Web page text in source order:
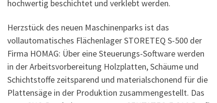
hochwertig beschichtet und verklebt werden.
Herzstück des neuen Maschinenparks ist das
vollautomatisches Flächenlager STORETEQ S-500 der
Firma HOMAG: Über eine Steuerungs-Software werden
in der Arbeitsvorbereitung Holzplatten, Schäume und
Schichtstoffe zeitsparend und materialschonend für die
Plattensäge in der Produktion zusammengestellt. Das